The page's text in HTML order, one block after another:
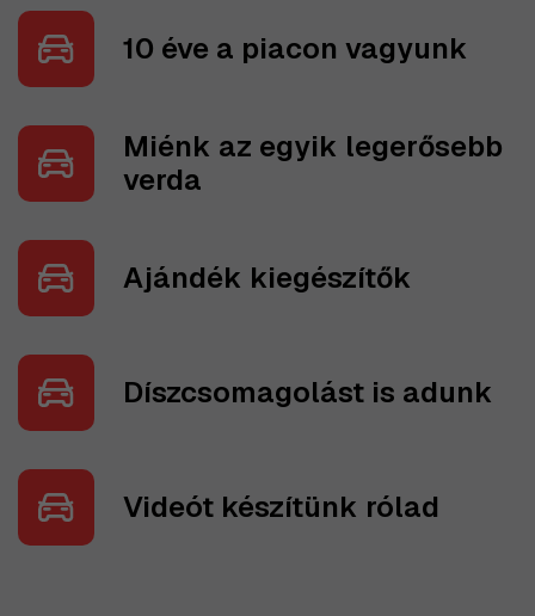
10 éve a piacon vagyunk
Miénk az egyik legerősebb
verda
Ajándék kiegészítők
Díszcsomagolást is adunk
Videót készítünk rólad